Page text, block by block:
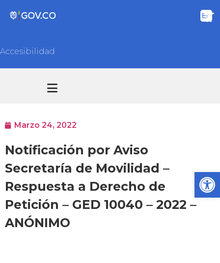
Accesibilidad
Marzo 24, 2022
Notificación por Aviso
Secretaría de Movilidad –
Respuesta a Derecho de
Petición – GED 10040 – 2022 –
ANÓNIMO